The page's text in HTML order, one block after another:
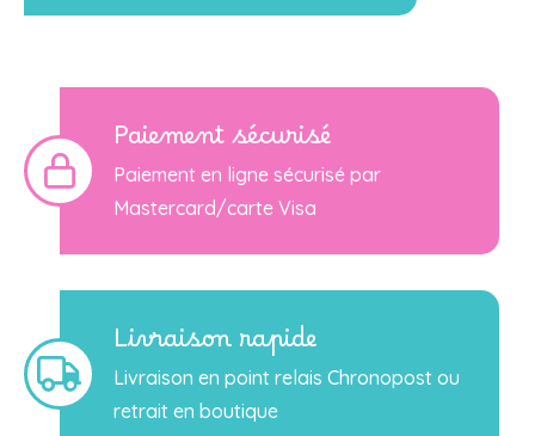
Paiement sécurisé
Paiement en ligne sécurisé par
Mastercard/carte Visa
Livraison rapide
Livraison en point relais Chronopost ou
retrait en boutique